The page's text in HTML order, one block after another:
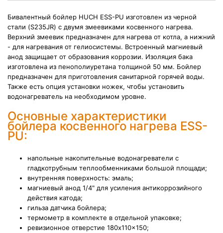
Бивалентный бойлер HUCH ESS-PU изготовлен из черной
стали (S235JR) с двумя змеевиками косвенного нагрева.
Верхний змеевик предназначен для нагрева от котла, а нижний
- для нагревания от гелиосистемы. Встроенный магниевый
анод защищает от образования коррозии. Изоляция бака
изготовлена из пенополиуретана толщиной 50 мм. Бойлер
предназначен для приготовления санитарной горячей воды.
Также есть опция установки ножек, чтобы установить
водонагреватель на необходимом уровне.
Основные характеристики
бойлера косвенного нагрева ESS-
PU:
напольные накопительные водонагреватели с
гладкотрубным теплообменниками большой площади;
внутренняя поверхность: эмаль;
магниевый анод 1/4" для усиления антикоррозийного
действия катода;
гильза датчика бойлера;
термометр в комплекте в отдельной упаковке;
ревизионное отверстие 180x110x150;